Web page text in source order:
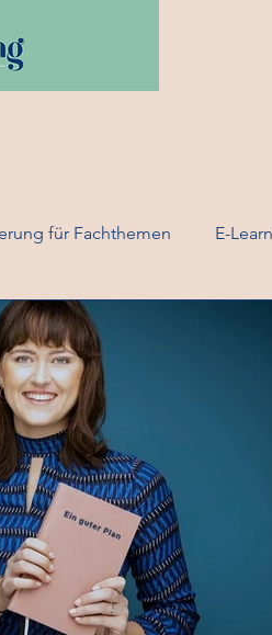
für Fachthemen E-
re4ming News